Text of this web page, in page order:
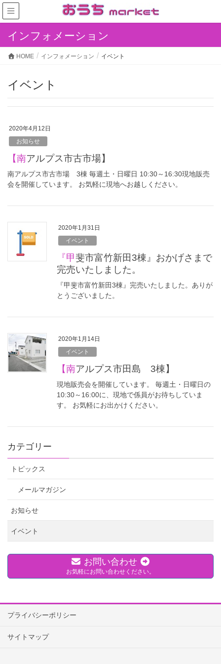
インフォメーション
HOME インフォメーション イベント
イベント
2020年4月12日
お知らせ
【南アルプス市古市場】
南アルプス市古市場 3棟 毎週土・日曜日 10:30～16:30現地販売
会を開催しています。 お気軽に現地へお越しください。
2020年1月31日
イベント
『甲斐市富竹新田3棟』おかげさまで
完売いたしました。
『甲斐市富竹新田3棟』完売いたしました。ありが
とうございました。
2020年1月14日
イベント
【南アルプス市田島 3棟】
現地販売会を開催しています。 毎週土・日曜日の
10:30～16:00に、現地で係員がお待ちしていま
す。 お気軽にお出かけください。
カテゴリー
トピックス
メールマガジン
お知らせ
イベント
お問い合わせ
お気軽にお問い合わせください。
プライバシーポリシー
サイトマップ